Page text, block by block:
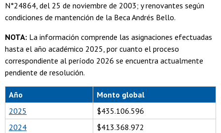
N°24864, del 25 de noviembre de 2003; y renovantes según
condiciones de mantención de la Beca Andrés Bello.
NOTA: La información comprende las asignaciones efectuadas
hasta el año académico 2025, por cuanto el proceso
correspondiente al período 2026 se encuentra actualmente
pendiente de resolución.
Año
Monto global
2025
$435.106.596
2024
$413.368.972